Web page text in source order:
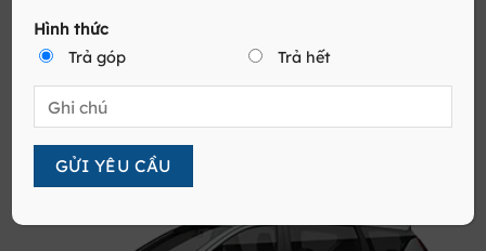
SUZUKI SWIFT MÀU VÀNG NÓC ĐEN
Hình thức
Trả góp
Trả hết